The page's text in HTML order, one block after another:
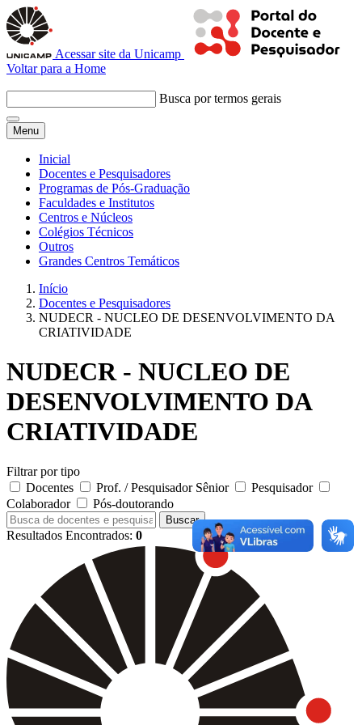
Acessar site da Unicamp
Voltar para a Home
Busca por termos gerais
Menu
Inicial
Docentes e Pesquisadores
Programas de Pós-Graduação
Faculdades e Institutos
Centros e Núcleos
Colégios Técnicos
Outros
Grandes Centros Temáticos
Início
Docentes e Pesquisadores
NUDECR - NUCLEO DE DESENVOLVIMENTO DA
CRIATIVIDADE
NUDECR - NUCLEO DE
DESENVOLVIMENTO DA
CRIATIVIDADE
Filtrar por tipo
Docentes
Prof. / Pesquisador Sênior
Pesquisador
Colaborador
Pós-doutorando
Buscar
Resultados Encontrados: 0